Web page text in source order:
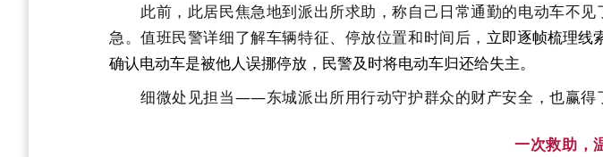
此前，此居民焦急地到派出所求助，称自己日常通勤的电动车不见
急。值班民警详细了解车辆特征、停放位置和时间后， 立即逐帧梳理线
确认电动车是被他人误挪停放 ， 民警及时将电动车归还给失主。
细微处见担当——东城派出所用行动守护群众的财产安全，也赢得
一次救助，